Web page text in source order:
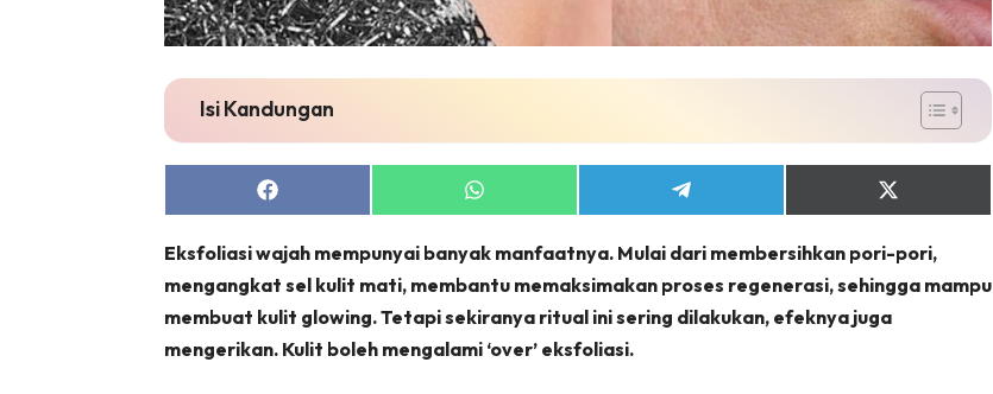
Isi Kandungan
Share
on
Share
on
Share
on
Share
on
(Twitter)
Eksfoliasi wajah mempunyai banyak manfaatnya. Mulai dari membersihkan pori-pori,
mengangkat sel kulit mati, membantu memaksimakan proses regenerasi, sehingga mampu
membuat kulit glowing. Tetapi sekiranya ritual ini sering dilakukan, efeknya juga
mengerikan. Kulit boleh mengalami ‘over’ eksfoliasi.